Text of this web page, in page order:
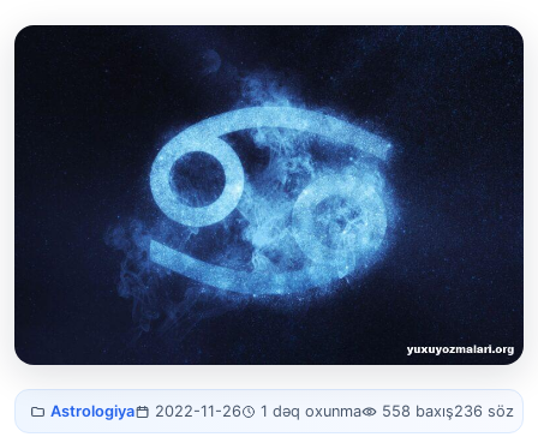
Xərçəng bürcü
uşaq
Astrologiya 2022-11-26 1 dəq oxunma 558 baxış236 söz